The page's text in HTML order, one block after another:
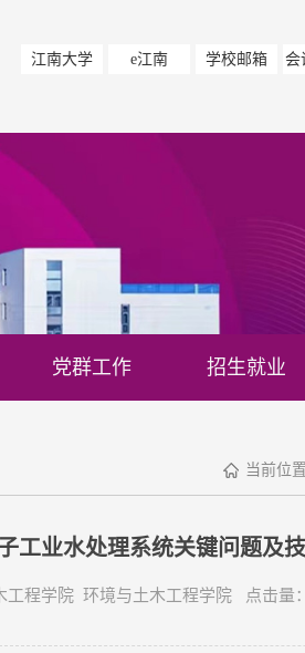
江南大学 e江南 学校邮箱 会
党群工作 招生就业
当前位
业水处理系统关键问题及
程学院 环境与土木工程学院 点击量：